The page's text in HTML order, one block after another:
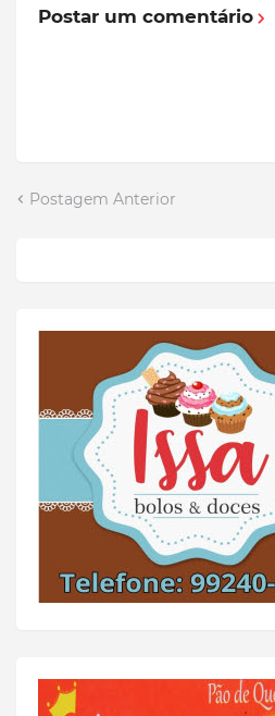
Postar um comentário
Postagem Anterior